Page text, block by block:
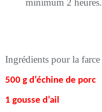
minimum 2 heures.
Ingrédients pour la farce
500 g d’échine de porc
1 gousse d’ail